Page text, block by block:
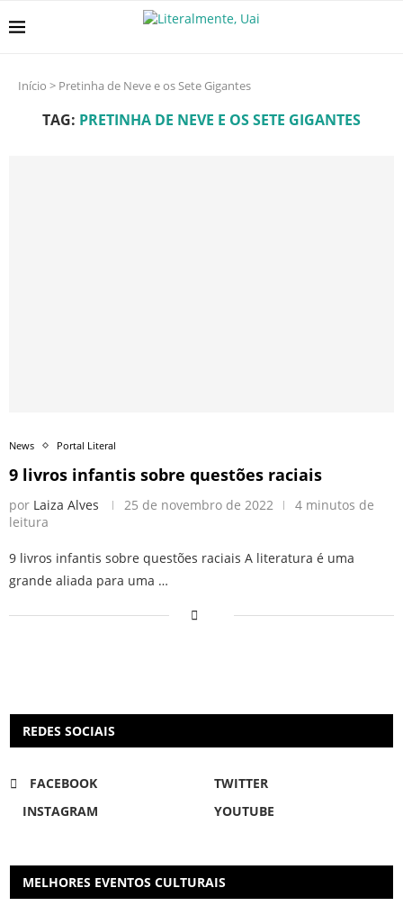
Início > Pretinha de Neve e os Sete Gigantes
TAG: PRETINHA DE NEVE E OS SETE GIGANTES
News Portal Literal
9 livros infantis sobre questões raciais
por Laiza Alves 25 de novembro de 2022
4 minutos de
leitura
9 livros infantis sobre questões raciais A literatura é uma
grande aliada para uma …
REDES SOCIAIS
FACEBOOK
TWITTER
INSTAGRAM
YOUTUBE
MELHORES EVENTOS CULTURAIS